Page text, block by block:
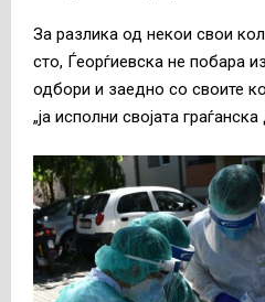
За разлика од некои свои
сто, Ѓеорѓиевска не побара
одбори и заедно со своите
„ја исполни својата